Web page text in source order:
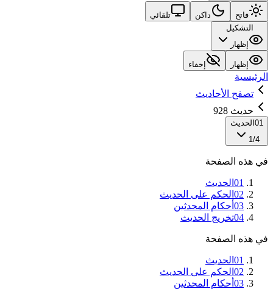
فاتح داكن
تلقائي
التشكيل
إظهار
إظهار إخفاء
الرئيسية
تصفح الأحاديث
حديث 928
01 الحديث
1/4
في هذه الصفحة
01 الحديث
02 الحكم على الحديث
03 أحكام المحدثين
04تخريج الحديث
في هذه الصفحة
01 الحديث
02 الحكم على الحديث
03 أحكام المحدثين